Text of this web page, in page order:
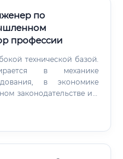
по
профессии
технической базой.
в механике
в экономике
законодательстве и в
специалистов этого